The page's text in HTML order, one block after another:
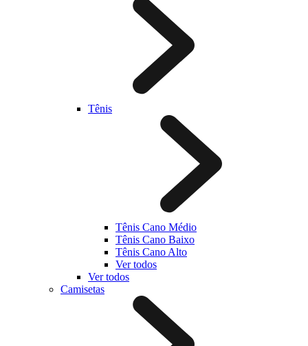
Tênis
Tênis Cano Médio
Tênis Cano Baixo
Tênis Cano Alto
Ver todos
Ver todos
Camisetas